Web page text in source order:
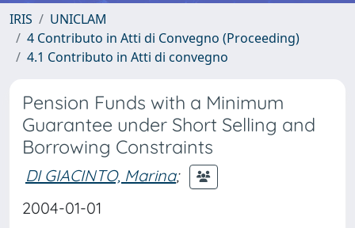
IRIS
UNICLAM
4 Contributo in Atti di Convegno (Proceeding)
4.1 Contributo in Atti di convegno
Pension Funds with a Minimum
Guarantee under Short Selling and
Borrowing Constraints
DI GIACINTO, Marina;
2004-01-01